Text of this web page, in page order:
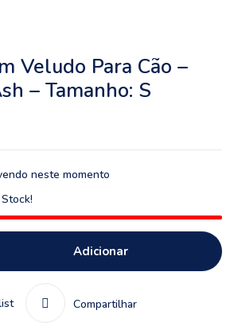
Veludo Para Cão –
– Tamanho: S
neste momento
Adicionar
Compartilhar